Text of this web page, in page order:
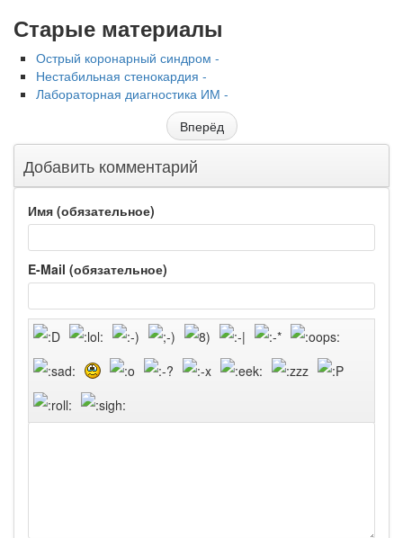
Старые материалы
Острый коронарный синдром -
Нестабильная стенокардия -
Лабораторная диагностика ИМ -
Вперёд
Добавить комментарий
Имя (обязательное)
E-Mail (обязательное)